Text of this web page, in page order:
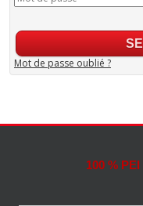
Mot de passe oublié ?
100 %